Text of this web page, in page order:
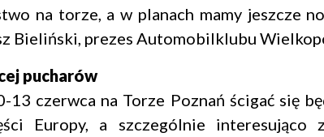
na torze, a w planach mamy jeszcze
Bieliński, prezes Automobilklubu
pucharów
13 czerwca na Torze Poznań ścigać się
Europy, a szczególnie interesująco